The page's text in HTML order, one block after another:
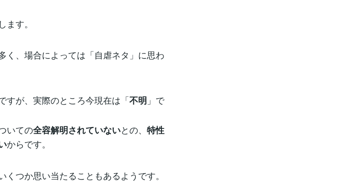
す。
く、場合によっては「自虐ネタ」に思わ
すが、実際のところ今現在は「不明 」で
いての全容解明されていないとの、 特性
からです。
つか思い当たることもあるようです。